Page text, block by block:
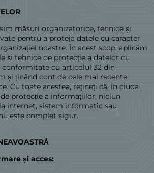
măsuri organizatorice, tehnice și
pentru a proteja datele cu caracter
noastre. În acest scop, aplicăm
și tehnice de protecție a datelor cu
conformitate cu articolul 32 din
și ținând cont de cele mai recente
Cu toate acestea, rețineți că, în ciuda
protecție a informațiilor, niciun
internet, sistem informatic sau
este complet sigur.
și acces: